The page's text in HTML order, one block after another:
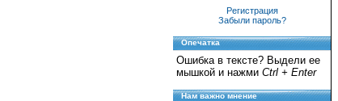
Регистрация
Забыли пароль?
Опечатка
Ошибка в тексте? Выдели ее
мышкой и нажми Ctrl + Enter
Нам важно мнение